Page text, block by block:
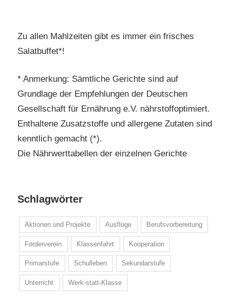
Zu allen Mahlzeiten gibt es immer ein frisches
Salatbuffet*!
* Anmerkung: Sämtliche Gerichte sind auf
Grundlage der Empfehlungen der Deutschen
Gesellschaft für Ernährung e.V. nährstoffoptimiert.
Enthaltene Zusatzstoffe und allergene Zutaten sind
kenntlich gemacht (*).
Die Nährwerttabellen der einzelnen Gerichte
Schlagwörter
Aktionen und Projekte Ausflüge Berufsvorbereitung
Förderverein Klassenfahrt Kooperation
Primarstufe Schulleben Sekundarstufe
Unterricht Werk-statt-Klasse